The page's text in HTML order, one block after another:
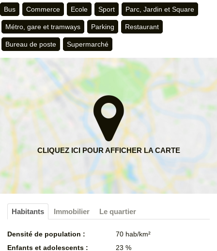
Bus Commerce Ecole Sport Parc, Jardin et Square
Métro, gare et tramways Parking Restaurant
Bureau de poste Supermarché
Habitants Immobilier Le quartier
Densité de population :
70 hab/km²
Enfants et adolescents :
23 %